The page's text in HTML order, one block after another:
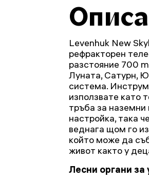
Levenhuk New
рефракторен
разстояние 700
Луната, Сатурн,
система.
използвате като
тръба за
настройка, така
веднага щом го
който може да
живот както у
Лесни органи